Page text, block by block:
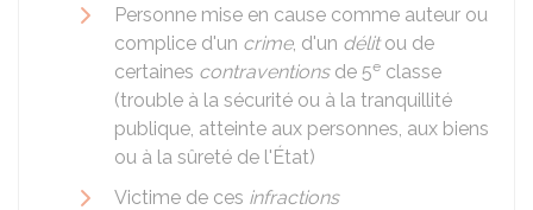
Personne mise en cause comme auteur ou
complice d'un crime, d'un délitou de
certaines contraventionsde 5e classe
(trouble à la sécurité ou à la tranquillité
publique, atteinte aux personnes, aux biens
ou à la sûreté de l'État)
Victime de ces infractions